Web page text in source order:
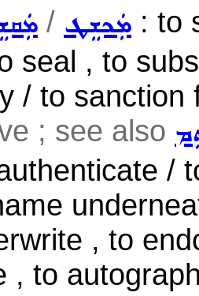
/ ܡܲܟܫܸܛ : to
seal , to
/ to sanction
; see also
/
, to
, to